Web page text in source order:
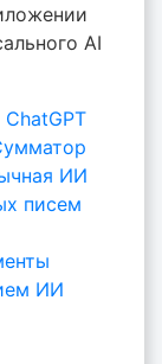
AI
ChatGPT
ИИ
писем
ИИ